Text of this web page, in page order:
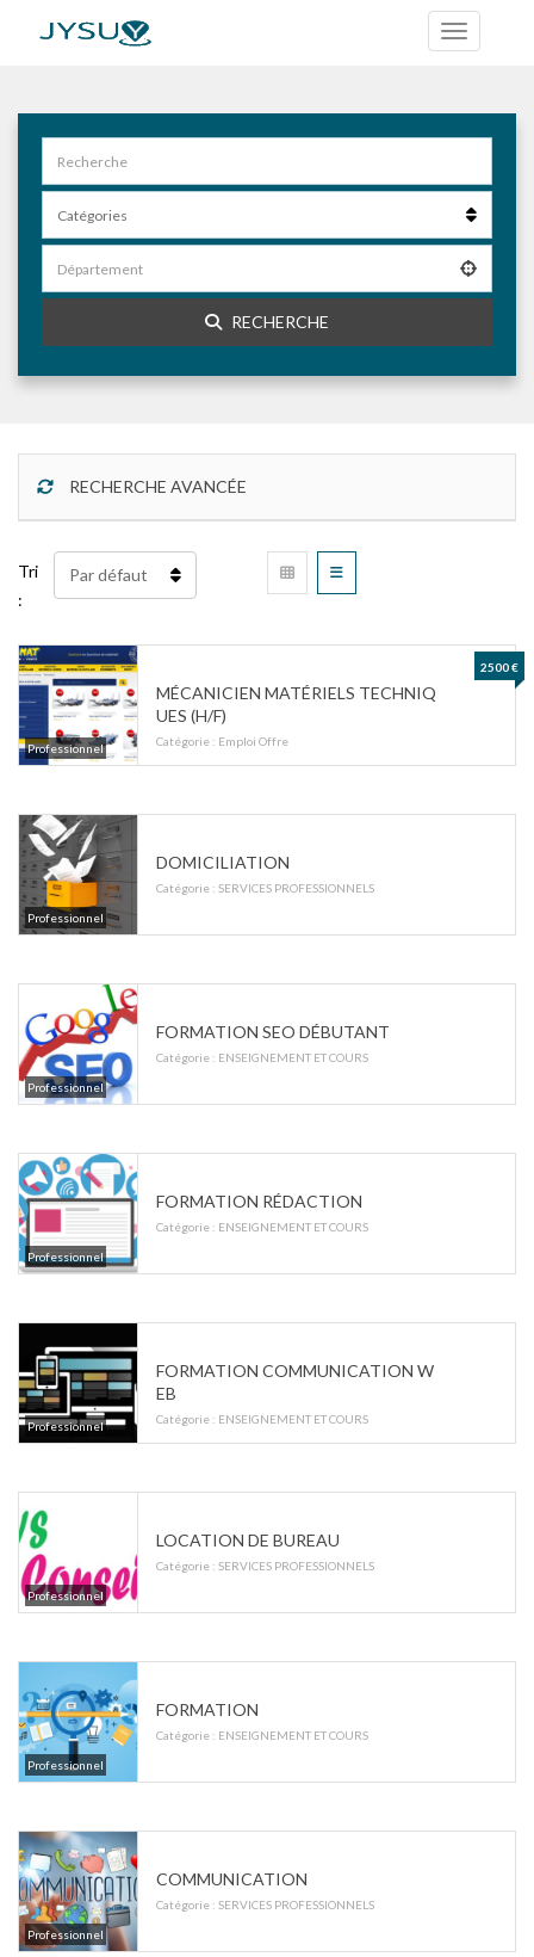
RECHERCHE
RECHERCHE AVANCÉE
Tri
:
Professionnel
2500 €
MÉCANICIEN MATÉRIELS TECHNIQ
UES (H/F)
Catégorie : Emploi Offre
Professionnel
DOMICILIATION
Catégorie : SERVICES PROFESSIONNELS
Professionnel
FORMATION SEO DÉBUTANT
Catégorie : ENSEIGNEMENT ET COURS
Professionnel
FORMATION RÉDACTION
Catégorie : ENSEIGNEMENT ET COURS
Professionnel
FORMATION COMMUNICATION W
EB
Catégorie : ENSEIGNEMENT ET COURS
Professionnel
LOCATION DE BUREAU
Catégorie : SERVICES PROFESSIONNELS
Professionnel
FORMATION
Catégorie : ENSEIGNEMENT ET COURS
Professionnel
COMMUNICATION
Catégorie : SERVICES PROFESSIONNELS